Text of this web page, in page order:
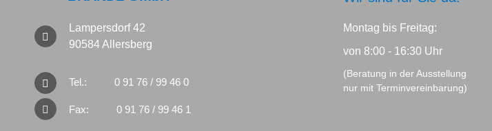
Lampersdorf 42
90584 Allersberg
Tel.: 0 91 76 / 99 46 0
Fax: 0 91 76 / 99 46 1
Montag bis Freitag:
von 8:00 - 16:30 Uhr
(Beratung in der Ausstellung
nur mit Terminvereinbarung)